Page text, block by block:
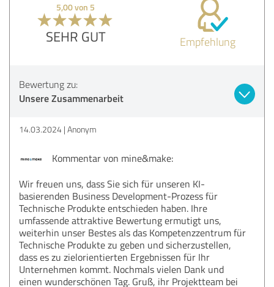
5,00 von 5
SEHR GUT Empfehlung
Bewertung zu:
Unsere Zusammenarbeit
14.03.2024 Anonym
Kommentar von mine&make:
Wir freuen uns, dass Sie sich für unseren KI-
basierenden Business Development-Prozess für
Technische Produkte entschieden haben. Ihre
umfassende attraktive Bewertung ermutigt uns,
weiterhin unser Bestes als das Kompetenzzentrum für
Technische Produkte zu geben und sicherzustellen,
dass es zu zielorientierten Ergebnissen für Ihr
Unternehmen kommt. Nochmals vielen Dank und
einen wunderschönen Tag. Gruß, ihr Projektteam bei